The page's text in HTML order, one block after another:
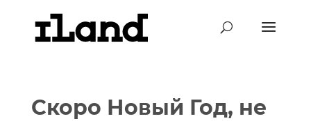
Скоро Новый Год, не